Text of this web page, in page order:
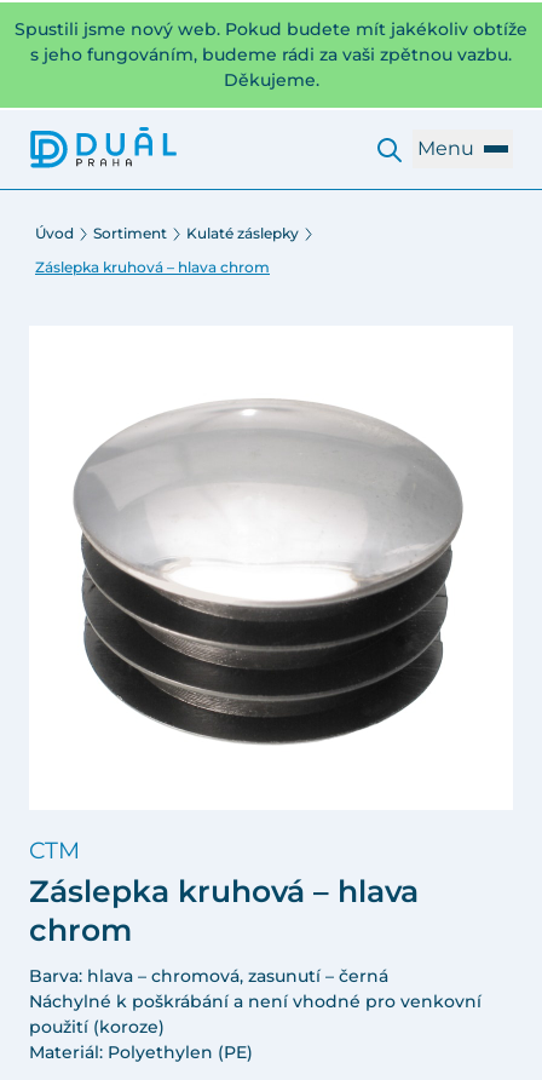
Spustili jsme nový web. Pokud budete mít jakékoliv obtíže
s jeho fungováním, budeme rádi za vaši zpětnou vazbu.
Děkujeme.
Menu
Úvod Sortiment
Kulaté záslepky
Záslepka kruhová – hlava chrom
CTM
Záslepka kruhová – hlava
chrom
Barva: hlava – chromová, zasunutí – černá
Náchylné k poškrábání a není vhodné pro venkovní
použití (koroze)
Materiál: Polyethylen (PE)